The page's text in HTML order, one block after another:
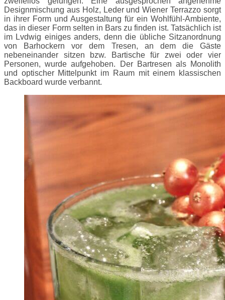
Designmischung aus Holz, Leder und Wiener Terrazzo sorgt
in ihrer Form und Ausgestaltung für ein Wohlfühl-Ambiente,
das in dieser Form selten in Bars zu finden ist. Tatsächlich ist
im Lvdwig einiges anders, denn die übliche Sitzanordnung
von Barhockern vor dem Tresen, an dem die Gäste
nebeneinander sitzen bzw. Bartische für zwei oder vier
Personen, wurde aufgehoben. Der Bartresen als Monolith
und optischer Mittelpunkt im Raum mit einem klassischen
Backboard wurde verbannt.